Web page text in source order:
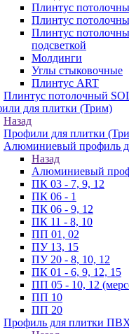
Плинтус
Плинтус
Плинтус
подсветкой
Молдинги
Углы стыковочные
Плинтус ART
Плинтус потолочный
для плитки (Трим)
Назад
Профили для плитки
Алюминиевый профиль
Назад
Алюминиевый
ПК 03 - 7, 9, 12
ПК 06 - 1
ПК 06 - 9, 12
ПК 11 - 8, 10
ПП 01, 02
ПУ 13, 15
ПУ 20 - 8, 10, 12
ПК 01 - 6, 9, 12, 15
ПП 05 - 10, 12
ПП 10
ПП 20
Профиль для плитки